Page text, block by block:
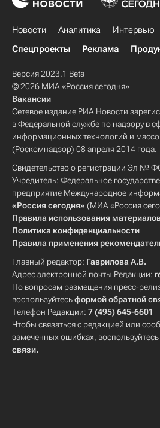
Новости Аналитика Интервью
Спецпроекты
Реклама
Версия 2023.1 Beta
© 2026 МИА «Россия сегодня»
Вакансии
Сетевое издание РИА Новости
в Федеральной службе по надзору в
информационных технологий и
(Роскомнадзор) 08 апреля 2014 года.
Свидетельство о регистрации Эл №
Учредитель: Федеральное
предприятие Международное
«Россия сегодня» (МИА «Россия
Правила использования
Политика конфиденциальности
Правила применения
Главный редактор: Гаврилова А.В.
Адрес электронной почты Редакции:
По вопросам размещения пресс-
воспользуйтесьформой обратной
Телефон Редакции: 7 (495) 645-6601
Чтобы связаться с редакцией или
замеченных ошибках, воспользуйтесь
связи.